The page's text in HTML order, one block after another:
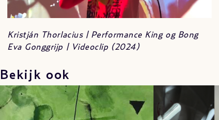
Kristján Thorlacius | Performance King og Bong
Eva Gonggrijp | Videoclip (2024)
Bekijk ook